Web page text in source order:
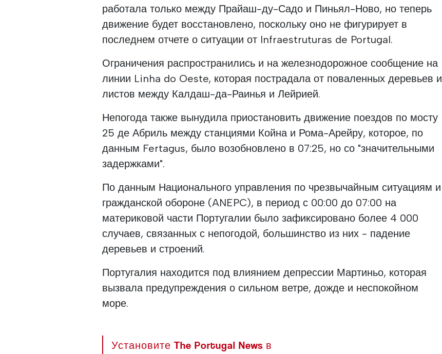
работала только между Прайаш-ду-Садо и Пиньял-Ново, но теперь
движение будет восстановлено, поскольку оно не фигурирует в
последнем отчете о ситуации от Infraestruturas de Portugal.
Ограничения распространились и на железнодорожное сообщение на
линии Linha do Oeste, которая пострадала от поваленных деревьев и
листов между Калдаш-да-Раинья и Лейрией.
Непогода также вынудила приостановить движение поездов по мосту
25 де Абриль между станциями Койна и Рома-Арейру, которое, по
данным Fertagus, было возобновлено в 07:25, но со "значительными
задержками".
По данным Национального управления по чрезвычайным ситуациям и
гражданской обороне (ANEPC), в период с 00:00 до 07:00 на
материковой части Португалии было зафиксировано более 4 000
случаев, связанных с непогодой, большинство из них - падение
деревьев и строений.
Португалия находится под влиянием депрессии Мартиньо, которая
вызвала предупреждения о сильном ветре, дожде и неспокойном
море.
Установите The Portugal News в